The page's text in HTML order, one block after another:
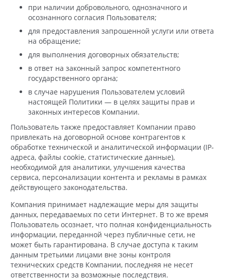
при наличии добровольного, однозначного и
осознанного согласия Пользователя;
для предоставления запрошенной услуги или ответа
на обращение;
для выполнения договорных обязательств;
в ответ на законный запрос компетентного
государственного органа;
в случае нарушения Пользователем условий
настоящей Политики — в целях защиты прав и
законных интересов Компании.
Пользователь также предоставляет Компании право
привлекать на договорной основе контрагентов к
обработке технической и аналитической информации (IP-
адреса, файлы cookie, статистические данные),
необходимой для аналитики, улучшения качества
сервиса, персонализации контента и рекламы в рамках
действующего законодательства.
Компания принимает надлежащие меры для защиты
данных, передаваемых по сети Интернет. В то же время
Пользователь осознает, что полная конфиденциальность
информации, переданной через публичные сети, не
может быть гарантирована. В случае доступа к таким
данным третьими лицами вне зоны контроля
технических средств Компании, последняя не несет
ответственности за возможные последствия.